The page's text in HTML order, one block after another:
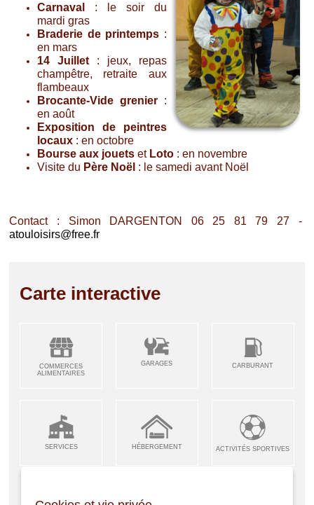
Carnaval
: le soir du
mardi gras
Braderie de printemps :
en mars
14 Juillet : jeux, repas
champêtre, retraite aux
flambeaux
Brocante-Vide grenier :
en août
Exposition
de peintres
locaux : en octobre
Bourse aux jouets et Loto : en novembre
Visite du Père Noël : le samedi avant Noël
Contact : Simon DARGENTON 06 25 81 79 27 -
atouloisirs@free.fr
Carte interactive
COMMERCES
ALIMENTAIRES
GARAGES CARBURANT
SERVICES HÉBERGEMENT ACTIVITÉS SPORTIVES